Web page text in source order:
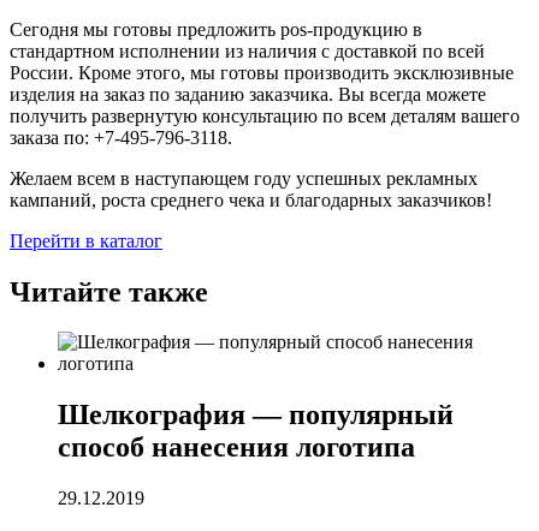
Сегодня мы готовы предложить pos-продукцию в
стандартном исполнении из наличия с доставкой по всей
России. Кроме этого, мы готовы производить эксклюзивные
изделия на заказ по заданию заказчика. Вы всегда можете
получить развернутую консультацию по всем деталям вашего
заказа по: +7-495-796-3118.
Желаем всем в наступающем году успешных рекламных
кампаний, роста среднего чека и благодарных заказчиков!
Перейти в каталог
Читайте также
Шелкография — популярный
способ нанесения логотипа
29.12.2019